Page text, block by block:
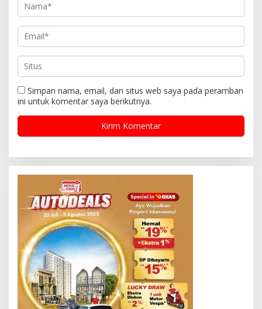
Simpan nama, email, dan situs web saya pada peramban
ini untuk komentar saya berikutnya.